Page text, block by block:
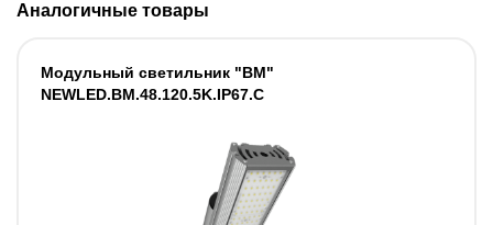
Аналогичные товары
Модульный светильник "BM"
NEWLED.BM.48.120.5K.IP67.C